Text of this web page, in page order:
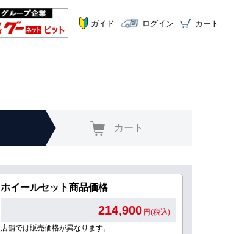
ガイド ログイン カート
カート
ホイールセット商品価格
214,900 円(税込)
店舗では販売価格が異なります。